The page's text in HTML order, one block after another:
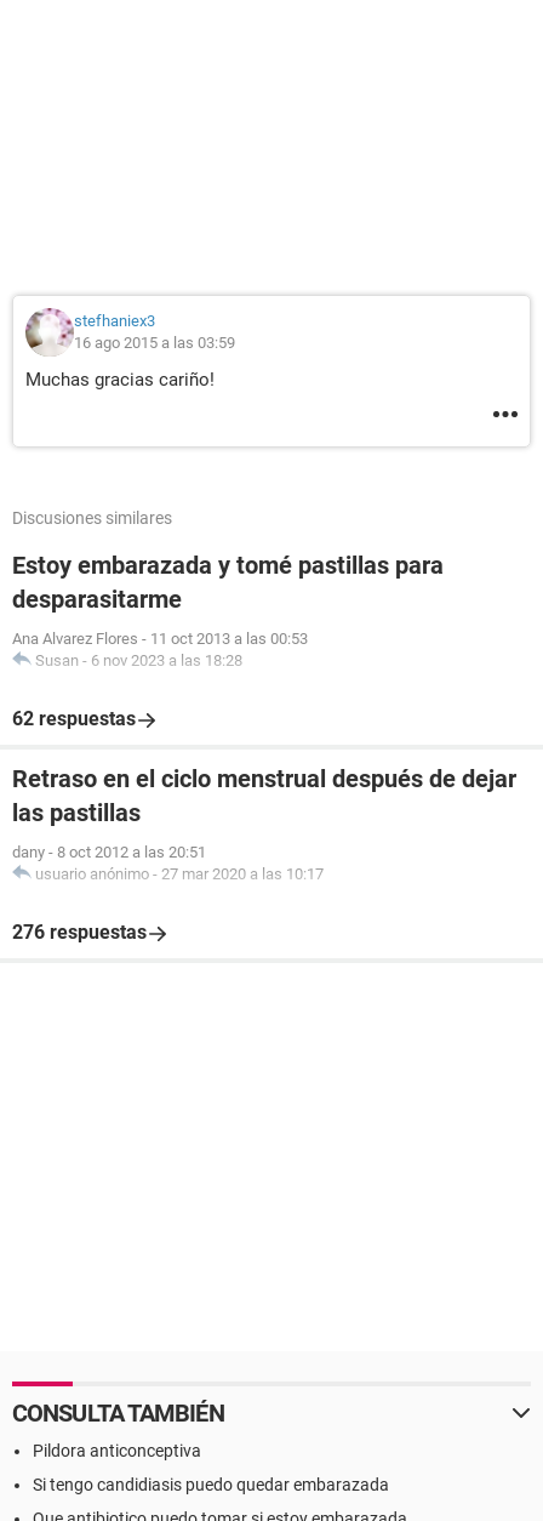
stefhaniex3
16 ago 2015 a las 03:59
Muchas gracias cariño!
Discusiones similares
Estoy embarazada y tomé pastillas para
desparasitarme
Ana Alvarez Flores - 11 oct 2013 a las 00:53
Susan - 6 nov 2023 a las 18:28
62 respuestas
Retraso en el ciclo menstrual después de dejar
las pastillas
dany - 8 oct 2012 a las 20:51
usuario anónimo - 27 mar 2020 a las 10:17
276 respuestas
CONSULTA TAMBIÉN
Pildora anticonceptiva
Si tengo candidiasis puedo quedar embarazada